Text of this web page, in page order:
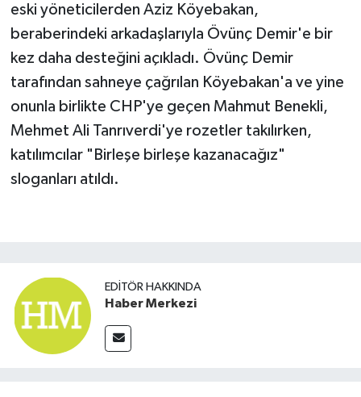
eski yöneticilerden Aziz Köyebakan,
beraberindeki arkadaşlarıyla Övünç Demir'e bir
kez daha desteğini açıkladı. Övünç Demir
tarafından sahneye çağrılan Köyebakan'a ve yine
onunla birlikte CHP'ye geçen Mahmut Benekli,
Mehmet Ali Tanrıverdi'ye rozetler takılırken,
katılımcılar "Birleşe birleşe kazanacağız"
sloganları atıldı.
EDITÖR HAKKINDA
Haber Merkezi